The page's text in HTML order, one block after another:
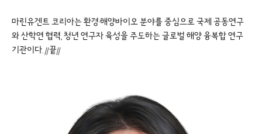
마린유겐트 코리아는 환경·해양바이오 분야를 중심으로 국제 공동연구
와 산학연 협력, 청년 연구자 육성을 주도하는 글로벌 해양 융복합 연구
기관이다. //끝//